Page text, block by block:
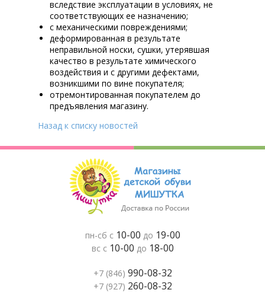
вследствие эксплуатации в условиях, не
соответствующих ее назначению;
с механическими повреждениями;
деформированная в результате
неправильной носки, сушки, утерявшая
качество в результате химического
воздействия и с другими дефектами,
возникшими по вине покупателя;
отремонтированная покупателем до
предъявления магазину.
Назад к списку новостей
пн-сб с 10-00 до 19-00
вс с 10-00 до 18-00
+7 (846) 990-08-32
+7 (927) 260-08-32